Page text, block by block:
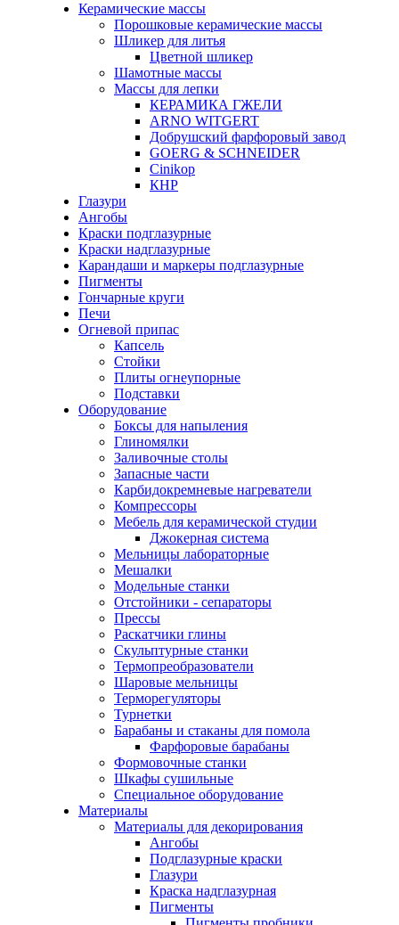
Керамические массы
Порошковые керамические массы
Шликер для литья
Цветной шликер
Шамотные массы
Массы для лепки
КЕРАМИКА ГЖЕЛИ
ARNO WITGERT
Добрушский фарфоровый завод
GOERG & SCHNEIDER
Cinikop
КНР
Глазури
Ангобы
Краски подглазурные
Краски надглазурные
Карандаши и маркеры подглазурные
Пигменты
Гончарные круги
Печи
Огневой припас
Капсель
Стойки
Плиты огнеупорные
Подставки
Оборудование
Боксы для напыления
Глиномялки
Заливочные столы
Запасные части
Карбидокремневые нагреватели
Компрессоры
Мебель для керамической студии
Джокерная система
Мельницы лабораторные
Мешалки
Модельные станки
Отстойники - сепараторы
Прессы
Раскатчики глины
Скульптурные станки
Термопреобразователи
Шаровые мельницы
Терморегуляторы
Турнетки
Барабаны и стаканы для помола
Фарфоровые барабаны
Формовочные станки
Шкафы сушильные
Специальное оборудование
Материалы
Материалы для декорирования
Ангобы
Подглазурные краски
Глазури
Краска надглазурная
Пигменты